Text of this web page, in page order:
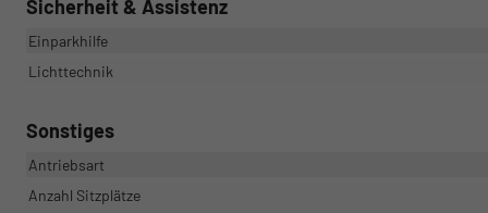
Sicherheit & Assistenz
Einparkhilfe
Lichttechnik
Sonstiges
Antriebsart
Anzahl Sitzplätze